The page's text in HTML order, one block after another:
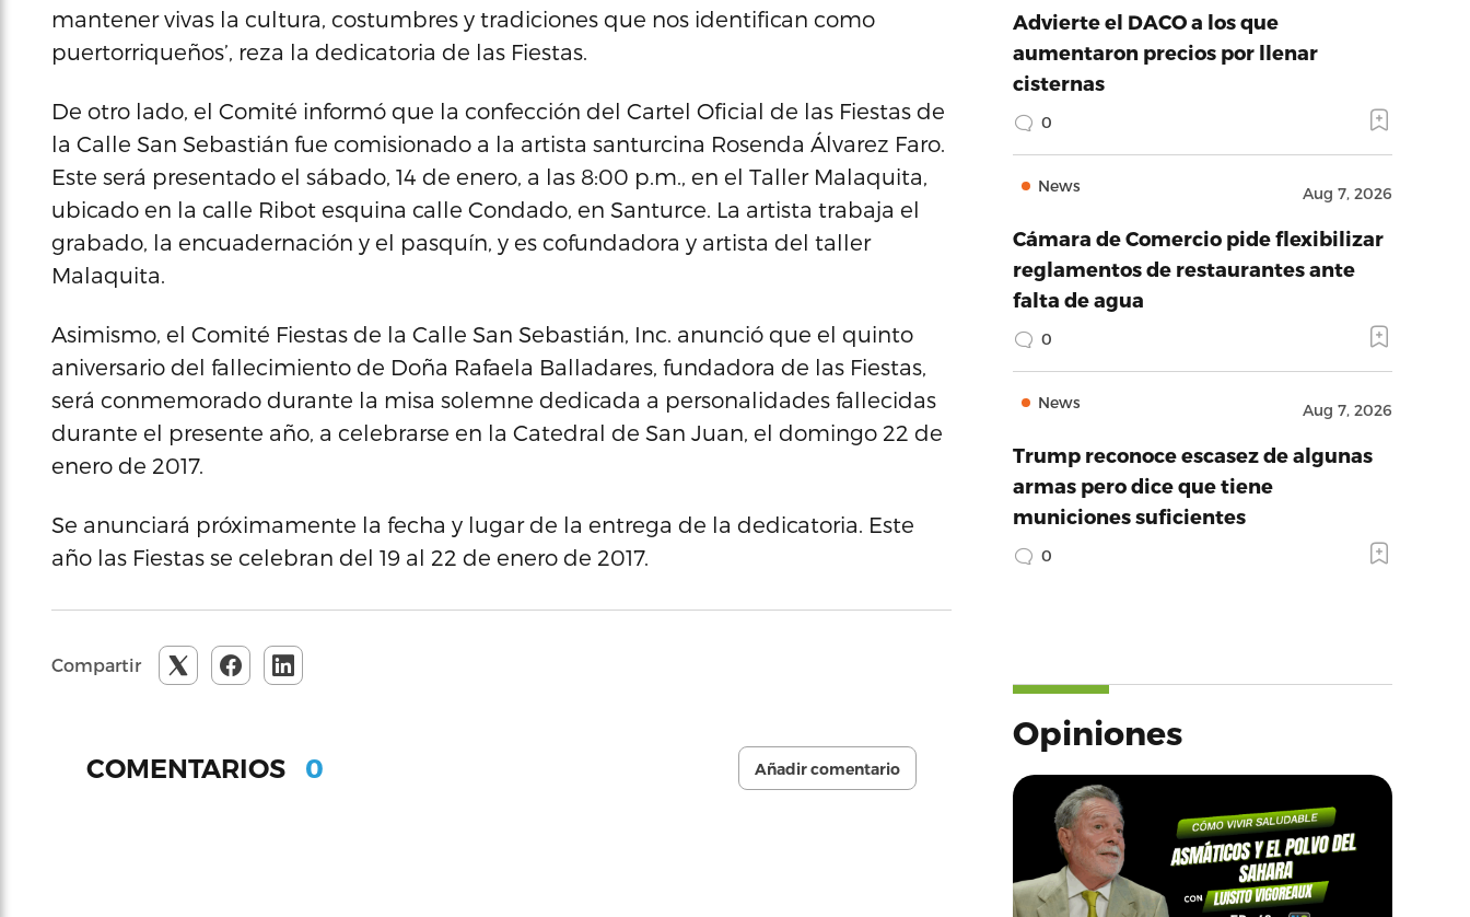
mantener vivas la cultura, costumbres y tradiciones que nos identifican como
puertorriqueños’, reza la dedicatoria de las Fiestas.
De otro lado, el Comité informó que la confección del Cartel Oficial de las Fiestas de
la Calle San Sebastián fue comisionado a la artista santurcina Rosenda Álvarez Faro.
Este será presentado el sábado, 14 de enero, a las 8:00 p.m., en el Taller Malaquita,
ubicado en la calle Ribot esquina calle Condado, en Santurce. La artista trabaja el
grabado, la encuadernación y el pasquín, y es cofundadora y artista del taller
Malaquita.
Asimismo, el Comité Fiestas de la Calle San Sebastián, Inc. anunció que el quinto
aniversario del fallecimiento de Doña Rafaela Balladares, fundadora de las Fiestas,
será conmemorado durante la misa solemne dedicada a personalidades fallecidas
durante el presente año, a celebrarse en la Catedral de San Juan, el domingo 22 de
enero de 2017.
Se anunciará próximamente la fecha y lugar de la entrega de la dedicatoria. Este
año las Fiestas se celebran del 19 al 22 de enero de 2017.
Compartir
COMENTARIOS 0 Añadir comentario
Advierte el DACO a los que
aumentaron precios por llenar
cisternas
0
News Aug 7, 2026
Cámara de Comercio pide flexibilizar
reglamentos de restaurantes ante
falta de agua
0
News Aug 7, 2026
Trump reconoce escasez de algunas
armas pero dice que tiene
municiones suficientes
0
Opiniones